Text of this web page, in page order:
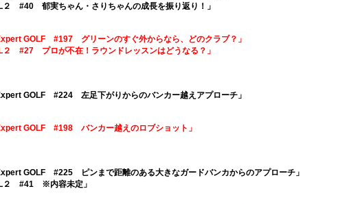
#40 郁実ちゃん・さりちゃんの成長を振り返り！」
GOLF #197 グリーンのすぐ外からなら、どのクラブ？」
#27 プロが不在！ラウンドレッスンはどうなる？」
GOLF #224 左足下がりからのバンカー越えアプローチ」
GOLF #198 バンカー越えのロブショット」
GOLF #225 ピンまで距離のある大きなガードバンカからのアプローチ」
２ #41 ※内容未定」